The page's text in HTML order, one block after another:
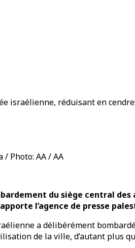
israélienne, réduisant en
Photo: AA / AA
du siège central
l’agence de presse
a délibérément
de la ville, d’autant plus